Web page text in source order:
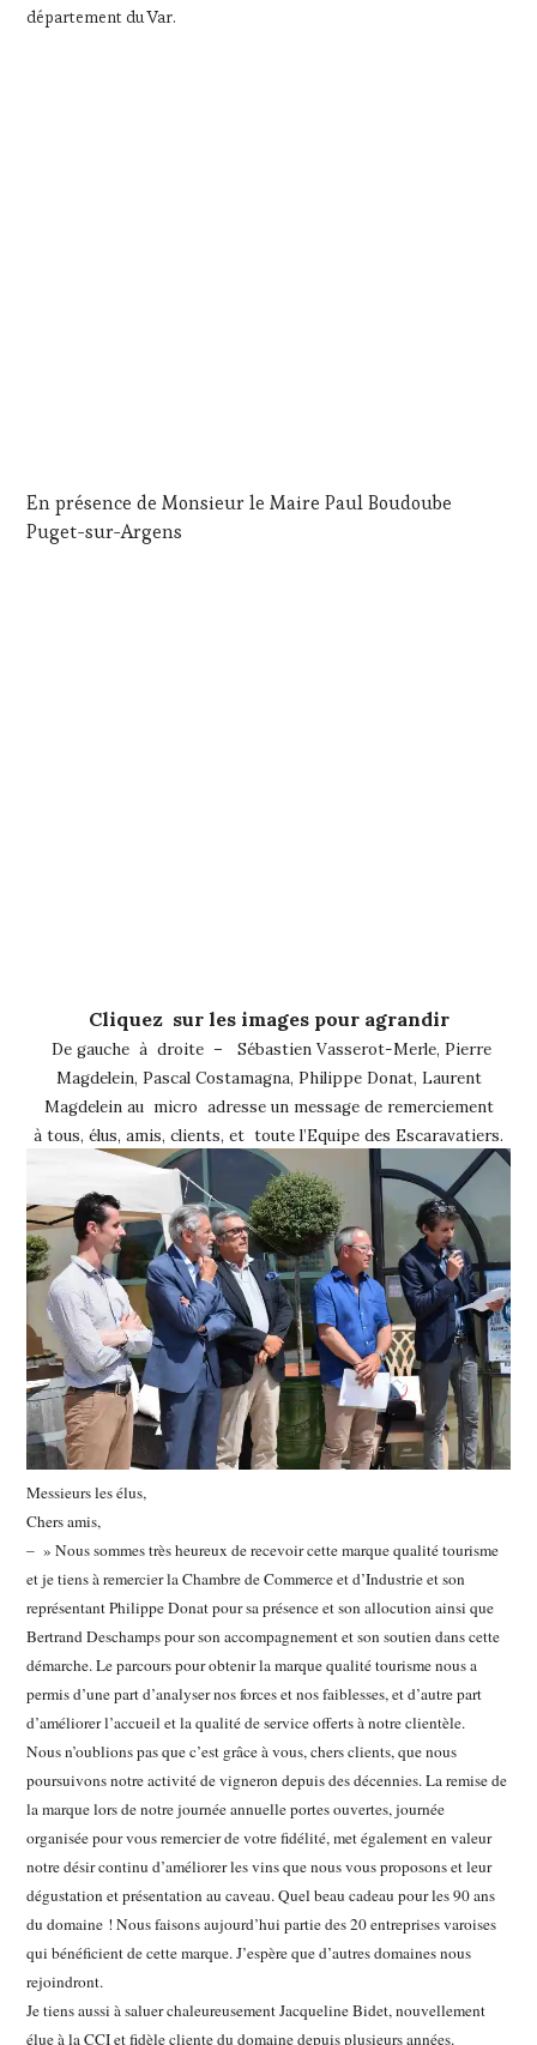
département du Var.
En présence de Monsieur le Maire Paul Boudoube
Puget-sur-Argens
Cliquez sur les images pour agrandir
De gauche à droite – Sébastien Vasserot-Merle, Pierre
Magdelein, Pascal Costamagna, Philippe Donat, Laurent
Magdelein au micro adresse un message de remerciement
à tous, élus, amis, clients, et toute l’Equipe des Escaravatiers.
Messieurs les élus,
Chers amis,
– » Nous sommes très heureux de recevoir cette marque qualité tourisme
et je tiens à remercier la Chambre de Commerce et d’Industrie et son
représentant Philippe Donat pour sa présence et son allocution ainsi que
Bertrand Deschamps pour son accompagnement et son soutien dans cette
démarche. Le parcours pour obtenir la marque qualité tourisme nous a
permis d’une part d’analyser nos forces et nos faiblesses, et d’autre part
d’améliorer l’accueil et la qualité de service offerts à notre clientèle.
Nous n’oublions pas que c’est grâce à vous, chers clients, que nous
poursuivons notre activité de vigneron depuis des décennies. La remise de
la marque lors de notre journée annuelle portes ouvertes, journée
organisée pour vous remercier de votre fidélité, met également en valeur
notre désir continu d’améliorer les vins que nous vous proposons et leur
dégustation et présentation au caveau. Quel beau cadeau pour les 90 ans
du domaine ! Nous faisons aujourd’hui partie des 20 entreprises varoises
qui bénéficient de cette marque. J’espère que d’autres domaines nous
rejoindront.
Je tiens aussi à saluer chaleureusement Jacqueline Bidet, nouvellement
élue à la CCI et fidèle cliente du domaine depuis plusieurs années.